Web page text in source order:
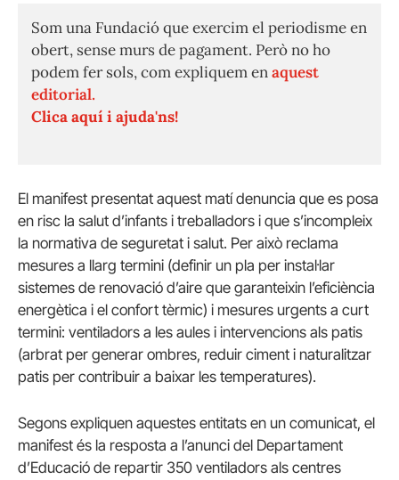
Som una Fundació que exercim el periodisme en
obert, sense murs de pagament. Però no ho
podem fer sols, com expliquem enaquest
editorial.
Clica aquí i ajuda'ns!
El manifest presentat aquest matí denuncia que es posa
en risc la salut d’infants i treballadors i que s’incompleix
la normativa de seguretat i salut. Per això reclama
mesures a llarg termini (definir un pla per instal·lar
sistemes de renovació d’aire que garanteixin l’eficiència
energètica i el confort tèrmic) i mesures urgents a curt
termini: ventiladors a les aules i intervencions als patis
(arbrat per generar ombres, reduir ciment i naturalitzar
patis per contribuir a baixar les temperatures).
Segons expliquen aquestes entitats en un comunicat, el
manifest és la resposta a l’anunci del Departament
d’Educació de repartir 350 ventiladors als centres